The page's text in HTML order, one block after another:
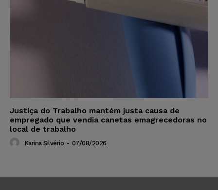
Justiça do Trabalho mantém justa causa de
empregado que vendia canetas emagrecedoras no
local de trabalho
Karina Silvério - 07/08/2026